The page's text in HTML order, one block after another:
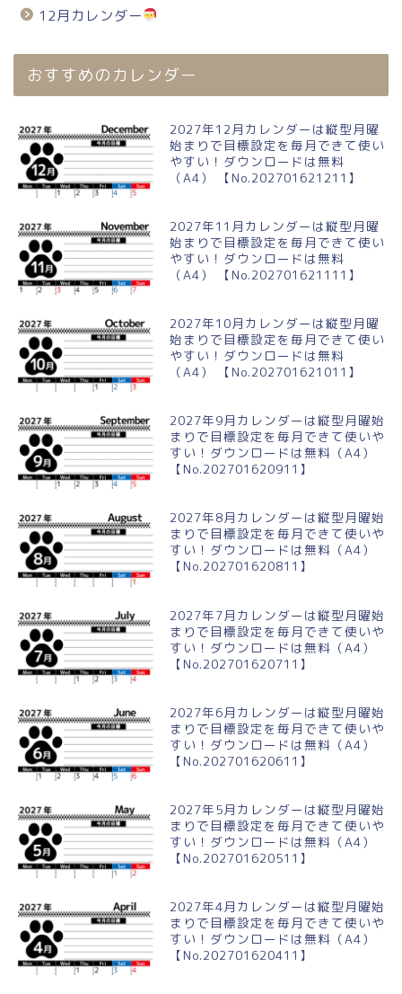
12月カレンダー
おすすめのカレンダー
2027年12月カレンダーは縦型月曜
始まりで目標設定を毎月できて使い
やすい！ダウンロードは無料
（A4） 【No.202701621211】
2027年11月カレンダーは縦型月曜
始まりで目標設定を毎月できて使い
やすい！ダウンロードは無料
（A4） 【No.202701621111】
2027年10月カレンダーは縦型月曜
始まりで目標設定を毎月できて使い
やすい！ダウンロードは無料
（A4） 【No.202701621011】
2027年9月カレンダーは縦型月曜始
まりで目標設定を毎月できて使いや
すい！ダウンロードは無料（A4）
【No.202701620911】
2027年8月カレンダーは縦型月曜始
まりで目標設定を毎月できて使いや
すい！ダウンロードは無料（A4）
【No.202701620811】
2027年7月カレンダーは縦型月曜始
まりで目標設定を毎月できて使いや
すい！ダウンロードは無料（A4）
【No.202701620711】
2027年6月カレンダーは縦型月曜始
まりで目標設定を毎月できて使いや
すい！ダウンロードは無料（A4）
【No.202701620611】
2027年5月カレンダーは縦型月曜始
まりで目標設定を毎月できて使いや
すい！ダウンロードは無料（A4）
【No.202701620511】
2027年4月カレンダーは縦型月曜始
まりで目標設定を毎月できて使いや
すい！ダウンロードは無料（A4）
【No.202701620411】